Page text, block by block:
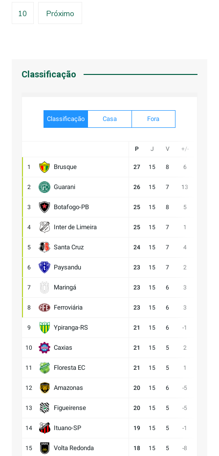
posts
10 Próximo
Classificação
Classificação Casa Fora
P J V +/-
1 Brusque 27 15 8 6
2 Guarani 26 15 7 13
3 Botafogo-PB 25 15 8 5
4 Inter de Limeira 25 15 7 1
5 Santa Cruz 24 15 7 4
6 Paysandu 23 15 7 2
7 Maringá 23 15 6 3
8 Ferroviária 23 15 6 3
9 Ypiranga-RS 21 15 6 -1
10 Caxias 21 15 5 2
11 Floresta EC 21 15 5 1
12 Amazonas 20 15 6 -5
13 Figueirense 20 15 5 -5
14 Ituano-SP 19 15 5 -1
15 Volta Redonda 18 15 5 -8